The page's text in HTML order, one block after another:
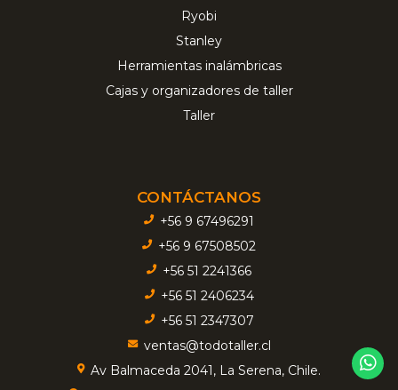
Ryobi
Stanley
Herramientas inalámbricas
Cajas y organizadores de taller
Taller
CONTÁCTANOS
+56 9 67496291
+56 9 67508502
+56 51 2241366
+56 51 2406234
+56 51 2347307
ventas@todotaller.cl
Av Balmaceda 2041, La Serena, Chile.